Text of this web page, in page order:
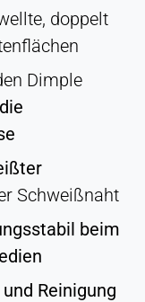
doppelt
Dimple
Schweißnaht
beim
Reinigung